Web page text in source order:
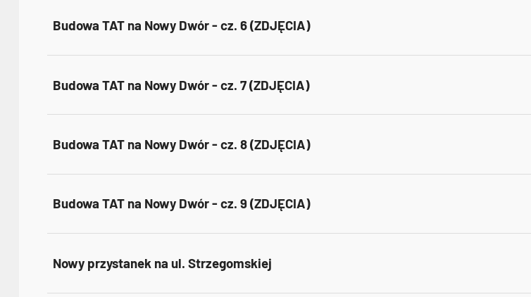
Budowa TAT na Nowy Dwór - cz. 6 (ZDJĘCIA)
Budowa TAT na Nowy Dwór - cz. 7 (ZDJĘCIA)
Budowa TAT na Nowy Dwór - cz. 8 (ZDJĘCIA)
Budowa TAT na Nowy Dwór - cz. 9 (ZDJĘCIA)
Nowy przystanek na ul. Strzegomskiej